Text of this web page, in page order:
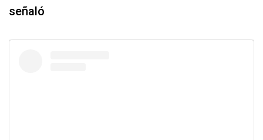
señaló